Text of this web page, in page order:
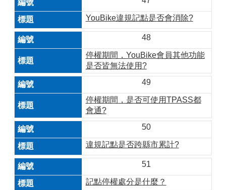
YouBike違規記點是否會消除?
48
停權期間，YouBike會員其他功能
是否皆無法使用?
49
停權期間，是否可使用TPASS都
會通?
50
違規記點是否跨縣市累計?
51
記點停權處分是什麼？